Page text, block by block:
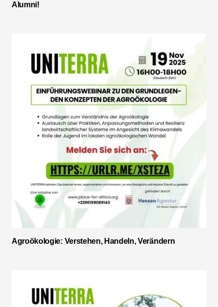
Alumni!
Agroökologie: Verstehen, Handeln, Verändern